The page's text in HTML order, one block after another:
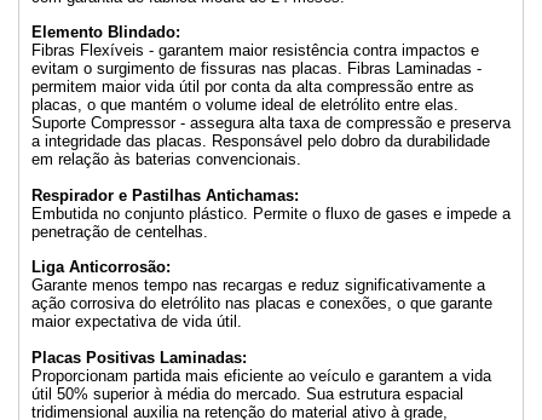
Elemento Blindado:
Fibras Flexíveis - garantem maior resistência contra impactos e
evitam o surgimento de fissuras nas placas. Fibras Laminadas -
permitem maior vida útil por conta da alta compressão entre as
placas, o que mantém o volume ideal de eletrólito entre elas.
Suporte Compressor - assegura alta taxa de compressão e preserva
a integridade das placas. Responsável pelo dobro da durabilidade
em relação às baterias convencionais.
Respirador e Pastilhas Antichamas:
Embutida no conjunto plástico. Permite o fluxo de gases e impede a
penetração de centelhas.
Liga Anticorrosão:
Garante menos tempo nas recargas e reduz significativamente a
ação corrosiva do eletrólito nas placas e conexões, o que garante
maior expectativa de vida útil.
Placas Positivas Laminadas:
Proporcionam partida mais eficiente ao veículo e garantem a vida
útil 50% superior à média do mercado. Sua estrutura espacial
tridimensional auxilia na retenção do material ativo à grade,